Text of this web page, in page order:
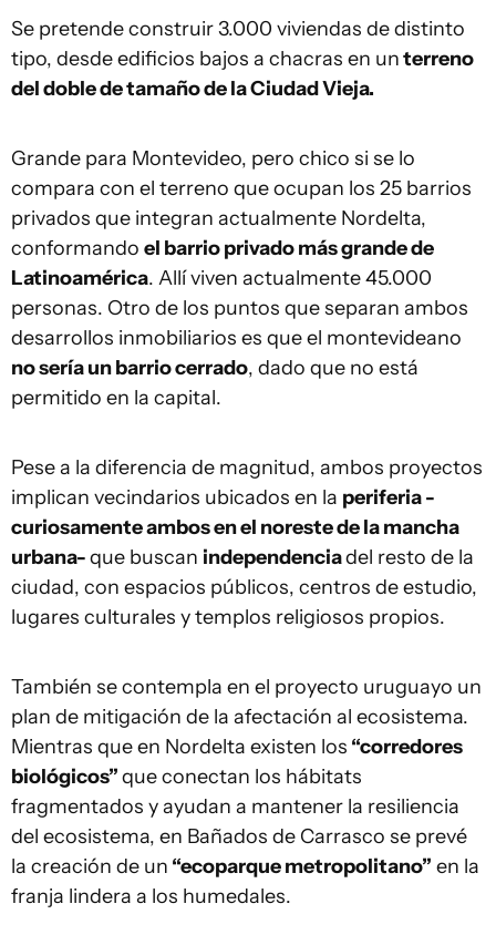
Se pretende construir 3.000 viviendas de distinto
tipo, desde edificios bajos a chacras en unterreno
del doble de tamaño de la Ciudad Vieja.
Grande para Montevideo, pero chico si se lo
compara con el terreno que ocupan los 25 barrios
privados que integran actualmente Nordelta,
conformando el barrio privado más grande de
Latinoamérica. Allí viven actualmente 45.000
personas. Otro de los puntos que separan ambos
desarrollos inmobiliarios es que el montevideano
no sería un barrio cerrado, dado que no está
permitido en la capital.
Pese a la diferencia de magnitud, ambos proyectos
implican vecindarios ubicados en la periferia -
curiosamente ambos en el noreste de la mancha
urbana-que buscan independenciadel resto de la
ciudad, con espacios públicos, centros de estudio,
lugares culturales y templos religiosos propios.
También se contempla en el proyecto uruguayo un
plan de mitigación de la afectación al ecosistema.
Mientras que en Nordelta existen los “corredores
biológicos”que conectan los hábitats
fragmentados y ayudan a mantener la resiliencia
del ecosistema, en Bañados de Carrasco se prevé
la creación de un “ecoparque metropolitano” en la
franja lindera a los humedales.